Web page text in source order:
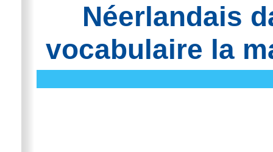
Néerlandais
vocabulaire la